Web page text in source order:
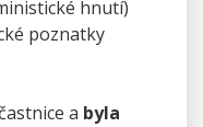
hnutí)
poznatky
a byla